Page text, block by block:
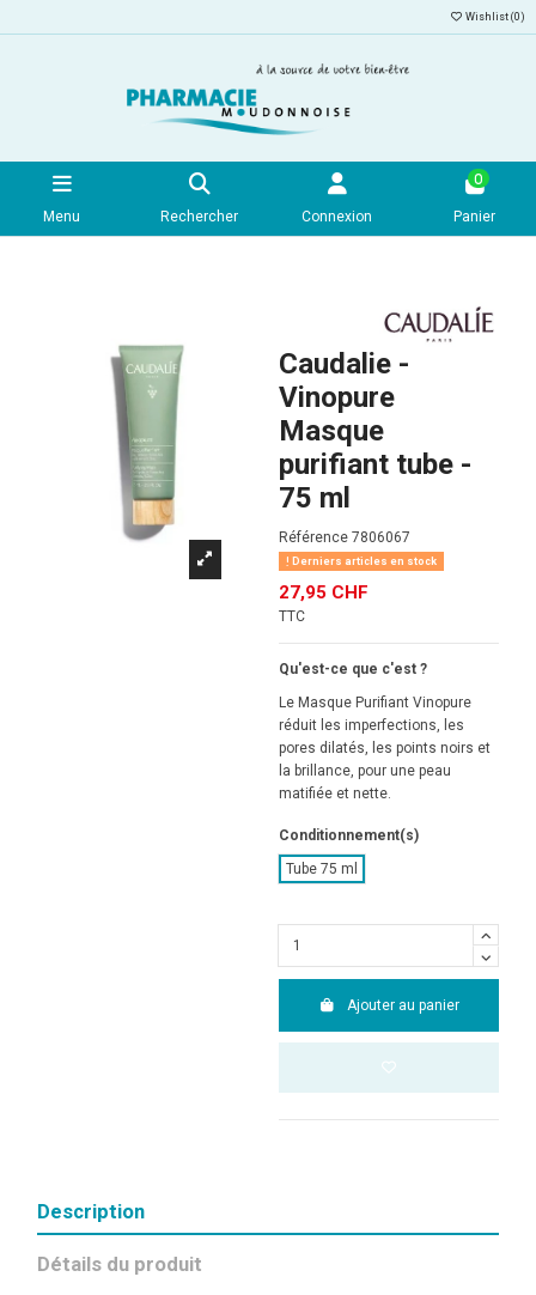
Wishlist (0)
Menu Rechercher Connexion
0
Panier
Caudalie -
Vinopure
Masque
purifiant tube -
75 ml
Référence 7806067
Derniers articles en stock
27,95 CHF
TTC
Qu'est-ce que c'est ?
Le Masque Purifiant Vinopure
réduit les imperfections, les
pores dilatés, les points noirs et
la brillance, pour une peau
matifiée et nette.
Conditionnement(s)
Tube 75 ml
Ajouter au panier
Description
Détails du produit